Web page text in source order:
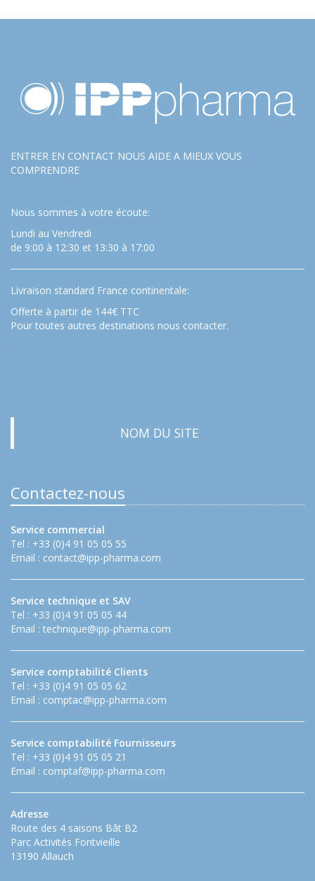
ENTRER EN CONTACT NOUS AIDE A MIEUX VOUS
COMPRENDRE
Nous sommes à votre écoute:
Lundi au Vendredi
de 9:00 à 12:30 et 13:30 à 17:00
Livraison standard France continentale:
Offerte à partir de 144€ TTC
Pour toutes autres destinations nous contacter.
…
NOM DU SITE
Contactez-nous
Service commercial
Tel : +33 (0)4 91 05 05 55
Email : contact@ipp-pharma.com
Service technique et SAV
Tel : +33 (0)4 91 05 05 44
Email : technique@ipp-pharma.com
Service comptabilité Clients
Tel : +33 (0)4 91 05 05 62
Email : comptac@ipp-pharma.com
Service comptabilité Fournisseurs
Tel : +33 (0)4 91 05 05 21
Email : comptaf@ipp-pharma.com
Adresse
Route des 4 saisons Bât B2
Parc Activités Fontvieille
13190 Allauch